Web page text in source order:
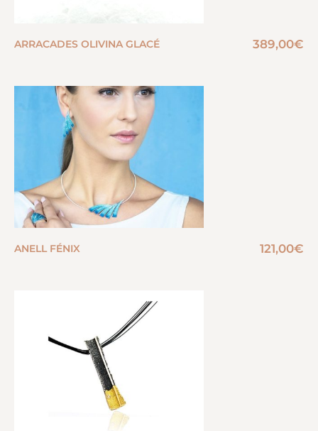
ARRACADES OLIVINA GLACÉ 389,00€
ANELL FÉNIX 121,00€